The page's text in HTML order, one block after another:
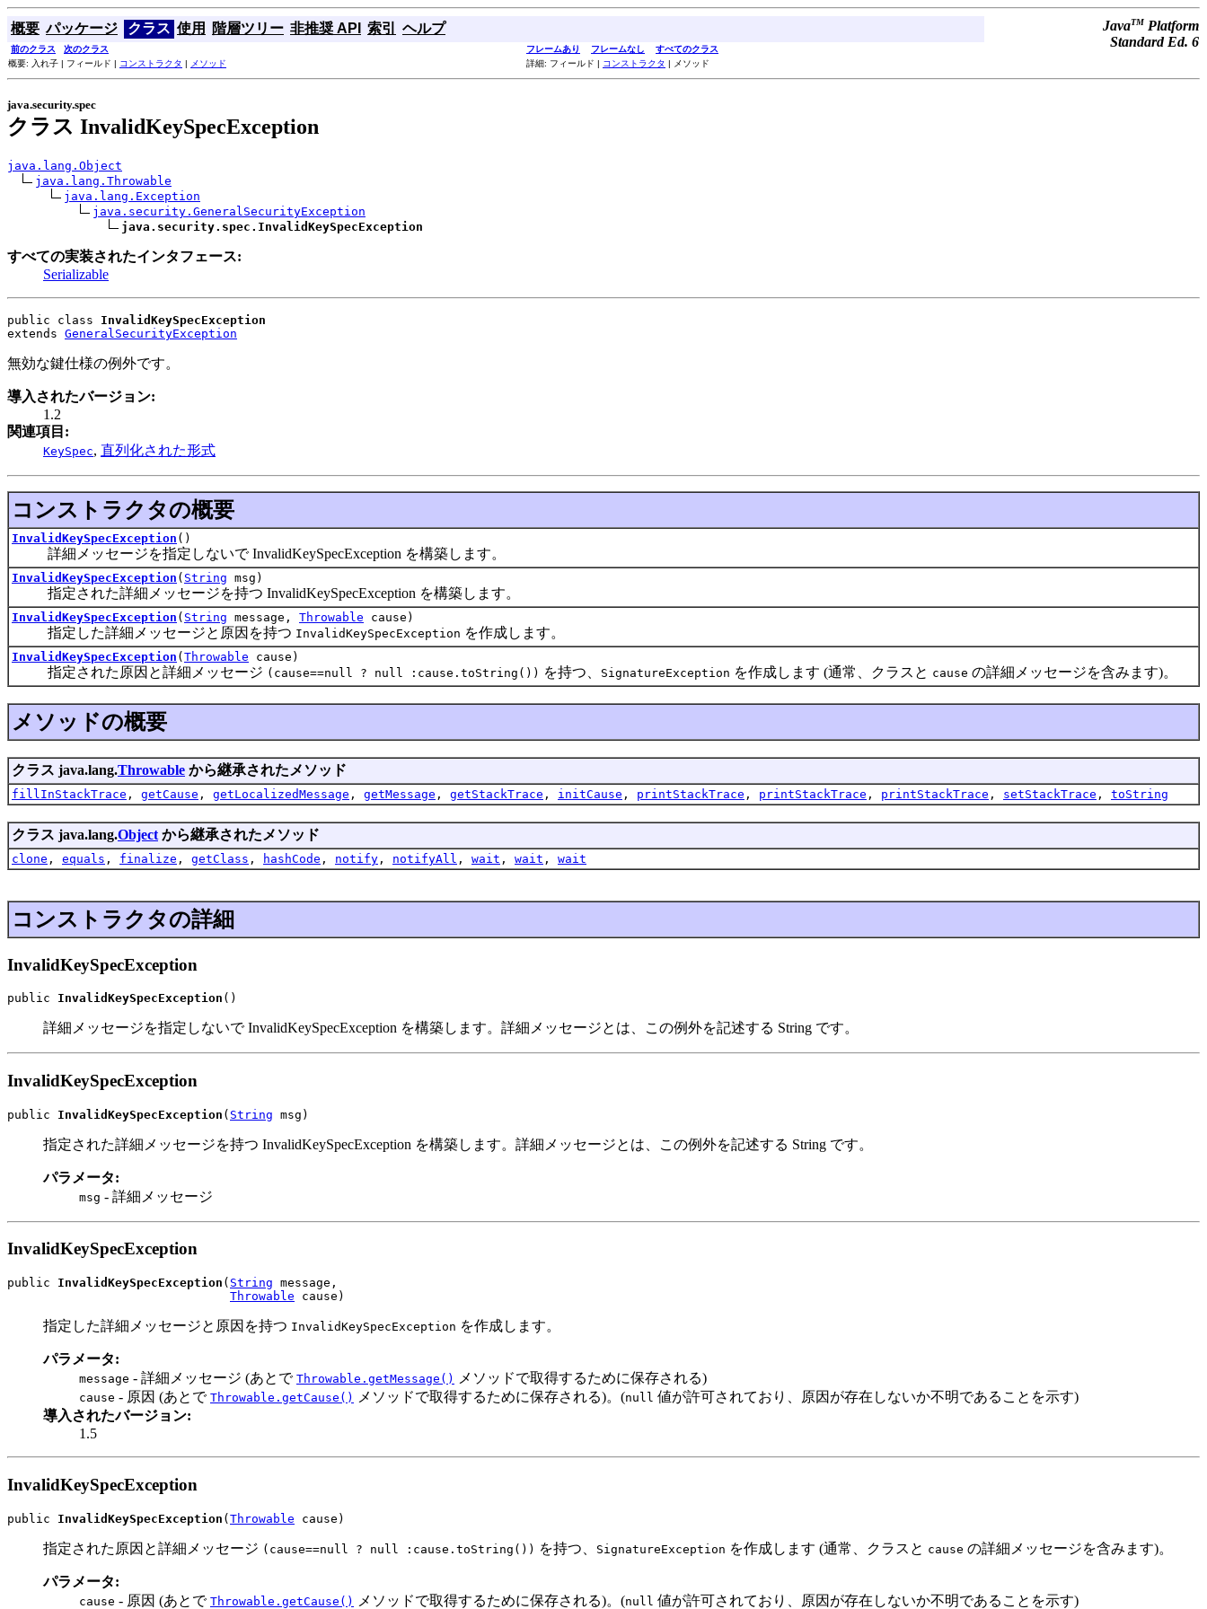
概要 パッケージ クラス 使用 階層ツリー 非推奨 API 索引 ヘルプ JavaTM Platform
Standard Ed. 6
前のクラス 次のクラス フレームあり フレームなし
すべてのクラス
概要: 入れ子 | フィールド | コンストラクタ | メソッド 詳細: フィールド | コンストラクタ | メソッド
java.security.spec
クラス InvalidKeySpecException
java.lang.Object
java.lang.Throwable
java.lang.Exception
java.security.GeneralSecurityException
java.security.spec.InvalidKeySpecException
すべての実装されたインタフェース:
Serializable
public class InvalidKeySpecException
extends GeneralSecurityException
無効な鍵仕様の例外です。
導入されたバージョン:
1.2
関連項目:
KeySpec, 直列化された形式
コンストラクタの概要
InvalidKeySpecException ()
詳細メッセージを指定しないで InvalidKeySpecException を構築します。
InvalidKeySpecException ( String msg)
指定された詳細メッセージを持つ InvalidKeySpecException を構築します。
InvalidKeySpecException ( String message, Throwable cause)
指定した詳細メッセージと原因を持つ InvalidKeySpecException を作成します。
InvalidKeySpecException ( Throwable cause)
指定された原因と詳細メッセージ (cause==null ? null :cause.toString()) を持つ、 SignatureException を作成します (通常、クラスと cause の詳細メッセージを含みます)。
メソッドの概要
クラス java.lang.Throwable から継承されたメソッド
fillInStackTrace , getCause , getLocalizedMessage , getMessage , getStackTrace , initCause , printStackTrace , printStackTrace , printStackTrace , setStackTrace , toString
クラス java.lang.Object から継承されたメソッド
clone , equals , finalize , getClass , hashCode , notify , notifyAll , wait , wait , wait
コンストラクタの詳細
InvalidKeySpecException
public InvalidKeySpecException ()
詳細メッセージを指定しないで InvalidKeySpecException を構築します。詳細メッセージとは、この例外を記述する String です。
InvalidKeySpecException
public InvalidKeySpecException ( String msg)
指定された詳細メッセージを持つ InvalidKeySpecException を構築します。詳細メッセージとは、この例外を記述する String です。
パラメータ:
msg - 詳細メッセージ
InvalidKeySpecException
public InvalidKeySpecException ( String message,
Throwable cause)
指定した詳細メッセージと原因を持つ InvalidKeySpecException を作成します。
パラメータ:
message - 詳細メッセージ (あとで Throwable.getMessage() メソッドで取得するために保存される)
cause - 原因 (あとで Throwable.getCause() メソッドで取得するために保存される)。(null 値が許可されており、原因が存在しないか不明であることを示す)
導入されたバージョン:
1.5
InvalidKeySpecException
public InvalidKeySpecException (Throwable cause)
指定された原因と詳細メッセージ (cause==null ? null :cause.toString()) を持つ、 SignatureException を作成します (通常、クラスと cause の詳細メッセージを含みます)。
パラメータ:
cause - 原因 (あとで Throwable.getCause() メソッドで取得するために保存される)。(null 値が許可されており、原因が存在しないか不明であることを示す)